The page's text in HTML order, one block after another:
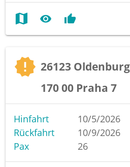
map visibility thumb_up
new_releases 26123 Oldenburg
170 00 Praha 7
Hinfahrt
10/5/2026
Rückfahrt
10/9/2026
Pax
26